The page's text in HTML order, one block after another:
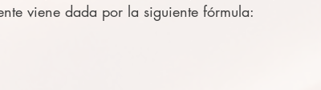
viene dada por la siguiente fórmula: